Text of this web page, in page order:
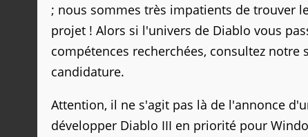
; nous sommes très impatients de trouver
projet ! Alors si l'univers de Diablo vous
compétences recherchées, consultez
candidature.
Attention, il ne s'agit pas là de l'annonce
développer Diablo III en priorité pour